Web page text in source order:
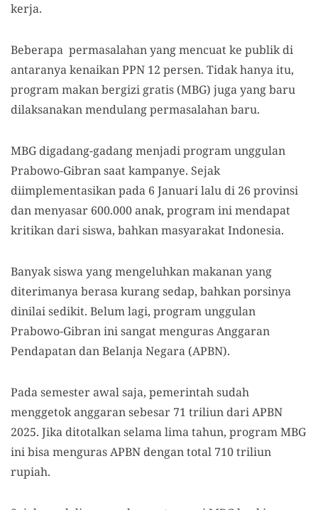
kerja.
Beberapa permasalahan yang mencuat ke publik di
antaranya kenaikan PPN 12 persen. Tidak hanya itu,
program makan bergizi gratis (MBG) juga yang baru
dilaksanakan mendulang permasalahan baru.
MBG digadang-gadang menjadi program unggulan
Prabowo-Gibran saat kampanye. Sejak
diimplementasikan pada 6 Januari lalu di 26 provinsi
dan menyasar 600.000 anak, program ini mendapat
kritikan dari siswa, bahkan masyarakat Indonesia.
Banyak siswa yang mengeluhkan makanan yang
diterimanya berasa kurang sedap, bahkan porsinya
dinilai sedikit. Belum lagi, program unggulan
Prabowo-Gibran ini sangat menguras Anggaran
Pendapatan dan Belanja Negara (APBN).
Pada semester awal saja, pemerintah sudah
menggetok anggaran sebesar 71 triliun dari APBN
2025. Jika ditotalkan selama lima tahun, program MBG
ini bisa menguras APBN dengan total 710 triliun
rupiah.